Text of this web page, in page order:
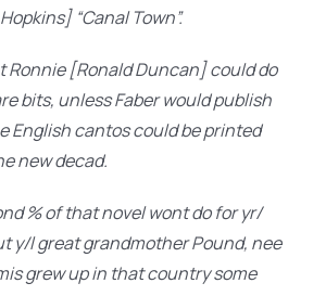
“Canal Town”.
Ronnie [Ronald Duncan] could do
bits, unless Faber would publish
English cantos could be printed
new decad.
% of that novel wont do for yr/
y/l great grandmother Pound, nee
grew up in that country some